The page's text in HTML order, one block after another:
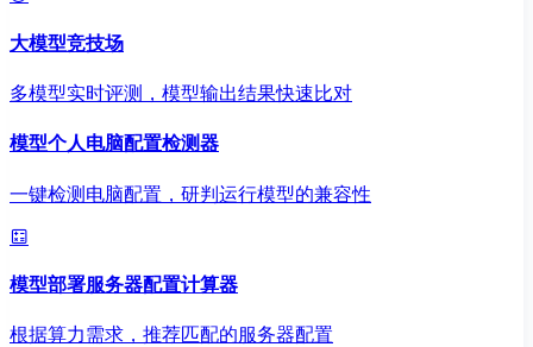
大模型竞技场
多模型实时评测，模型输出结果快速比对
模型个人电脑配置检测器
一键检测电脑配置，研判运行模型的兼容性
模型部署服务器配置计算器
根据算力需求，推荐匹配的服务器配置